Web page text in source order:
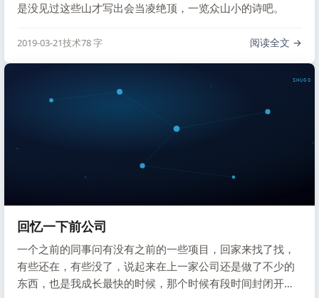
是没见过这些山才写出会当凌绝顶，一览众山小的诗吧。
2019-03-21技术78 字 阅读全文
SHUGO
回忆一下前公司
一个之前的同事问有没有之前的一些项目，回家来找了找，
有些还在，有些没了，说起来在上一家公司还是做了不少的
东西，也是我成长最快的时候，那个时候有段时间封闭开